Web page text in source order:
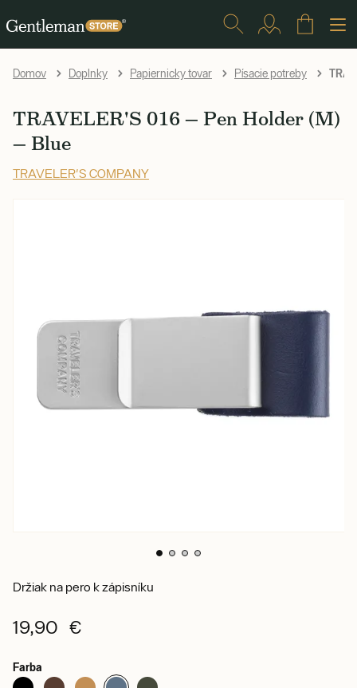
Domov Doplnky Papiernicky tovar Písacie potreby
TRAVELER'S 016 — Pen Holder (M)
— Blue
TRAVELER'S COMPANY
Držiak na pero k zápisníku
19,90 €
Farba